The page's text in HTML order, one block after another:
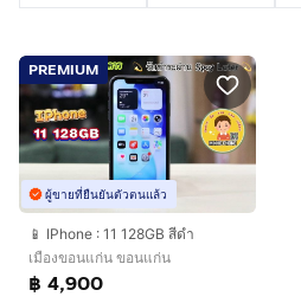
PREMIUM
ผู้ขายที่ยืนยันตัวตนแล้ว
📱 IPhone : 11 128GB สีดำ
เมืองขอนแก่น ขอนแก่น
฿ 4,900